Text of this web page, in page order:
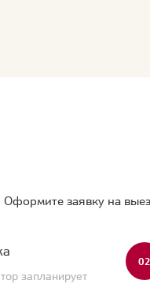
Оформите заявку на
запланирует
02